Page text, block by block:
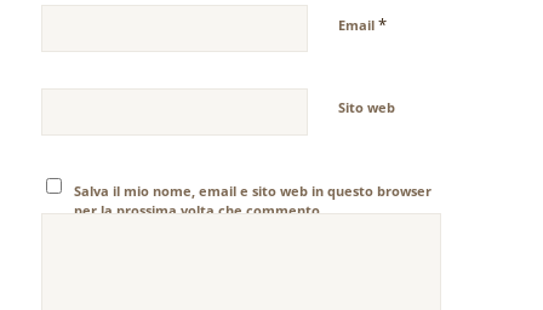
Email *
Sito web
Salva il mio nome, email e sito web in questo browser
per la prossima volta che commento.